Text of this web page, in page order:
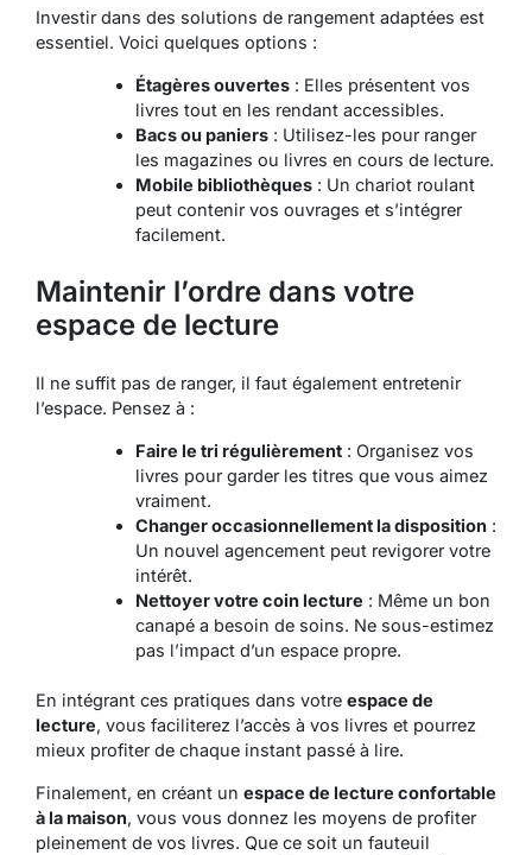
Investir dans des solutions de rangement adaptées est
essentiel. Voici quelques options :
Étagères ouvertes: Elles présentent vos
livres tout en les rendant accessibles.
Bacs ou paniers: Utilisez-les pour ranger
les magazines ou livres en cours de lecture.
Mobile bibliothèques: Un chariot roulant
peut contenir vos ouvrages et s’intégrer
facilement.
Maintenir l’ordre dans votre
espace de lecture
Il ne suffit pas de ranger, il faut également entretenir
l’espace. Pensez à :
Faire le tri régulièrement: Organisez vos
livres pour garder les titres que vous aimez
vraiment.
Changer occasionnellement la disposition:
Un nouvel agencement peut revigorer votre
intérêt.
Nettoyer votre coin lecture : Même un bon
canapé a besoin de soins. Ne sous-estimez
pas l’impact d’un espace propre.
En intégrant ces pratiques dans votre espace de
lecture, vous faciliterez l’accès à vos livres et pourrez
mieux profiter de chaque instant passé à lire.
Finalement, en créant un espace de lecture confortable
à la maison, vous vous donnez les moyens de profiter
pleinement de vos livres. Que ce soit un fauteuil